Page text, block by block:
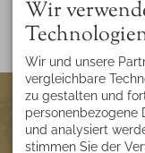
KONTAKT
Alp-Chalet
Stefanie Bader
Goldbachweg 32
Wir
Wir und unsere
vergleichbare
zu gestalten und
personenbezogene
und analysiert
stimmen Sie der